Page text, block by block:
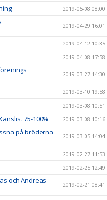
2019-05-08 08:00
2019-04-29 16:01
2019-04-12 10:35
2019-04-08 17:58
2019-03-27 14:30
2019-03-10 19:58
2019-03-08 10:51
75-100% 2019-03-08 10:16
på bröderna
2019-03-05 14:04
2019-02-27 11:53
2019-02-25 12:49
och Andreas
2019-02-21 08:41